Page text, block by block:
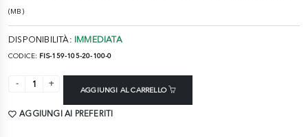
(MB)
DISPONIBILITÀ: IMMEDIATA
CODICE: FIS-159-105-20-100-0
AGGIUNGI AL CARRELLO
AGGIUNGI AI PREFERITI